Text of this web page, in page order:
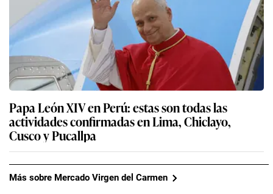
Papa León XIV en Perú: estas son todas las
actividades confirmadas en Lima, Chiclayo,
Cusco y Pucallpa
Más sobre Mercado Virgen del Carmen